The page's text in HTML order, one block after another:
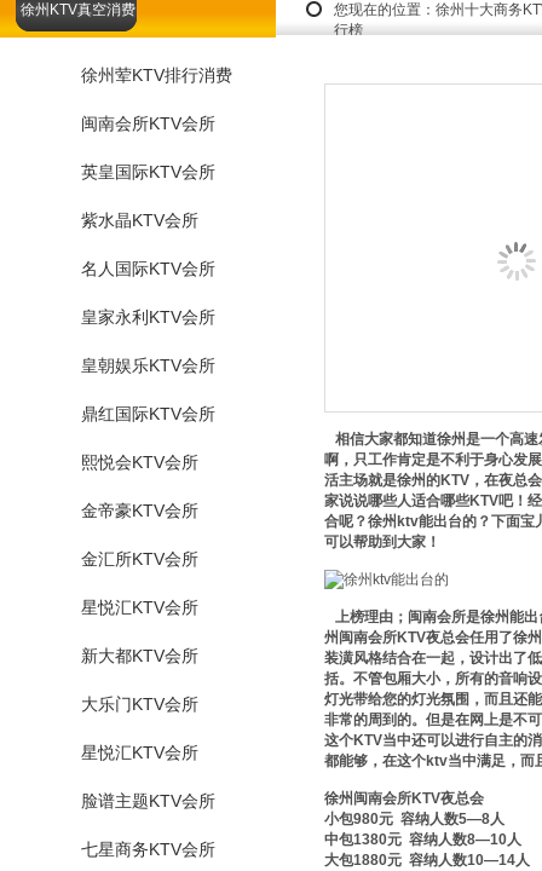
您现在的位置： 徐州十大商务
行榜
徐州KTV真空消费
徐州荤KTV排行消费
闽南会所KTV会所
英皇国际KTV会所
紫水晶KTV会所
名人国际KTV会所
皇家永利KTV会所
皇朝娱乐KTV会所
鼎红国际KTV会所
熙悦会KTV会所
金帝豪KTV会所
金汇所KTV会所
星悦汇KTV会所
新大都KTV会所
大乐门KTV会所
星悦汇KTV会所
脸谱主题KTV会所
七星商务KTV会所
相信大家都知道徐州是一个高
啊，只工作肯定是不利于身心发
活主场就是徐州的KTV，在夜总
家说说哪些人适合哪些KTV吧！
合呢？徐州ktv能出台的？下面宝
可以帮助到大家！
上榜理由；闽南会所是徐州能
州闽南会所KTV夜总会任用了徐
装潢风格结合在一起，设计出了
括。不管包厢大小，所有的音响
灯光带给您的灯光氛围，而且还
非常的周到的。但是在网上是不
这个KTV当中还可以进行自主的
都能够，在这个ktv当中满足，而
徐州闽南会所KTV夜总会
小包980元 容纳人数5—8人
中包1380元 容纳人数8—10人
大包1880元 容纳人数10—14人